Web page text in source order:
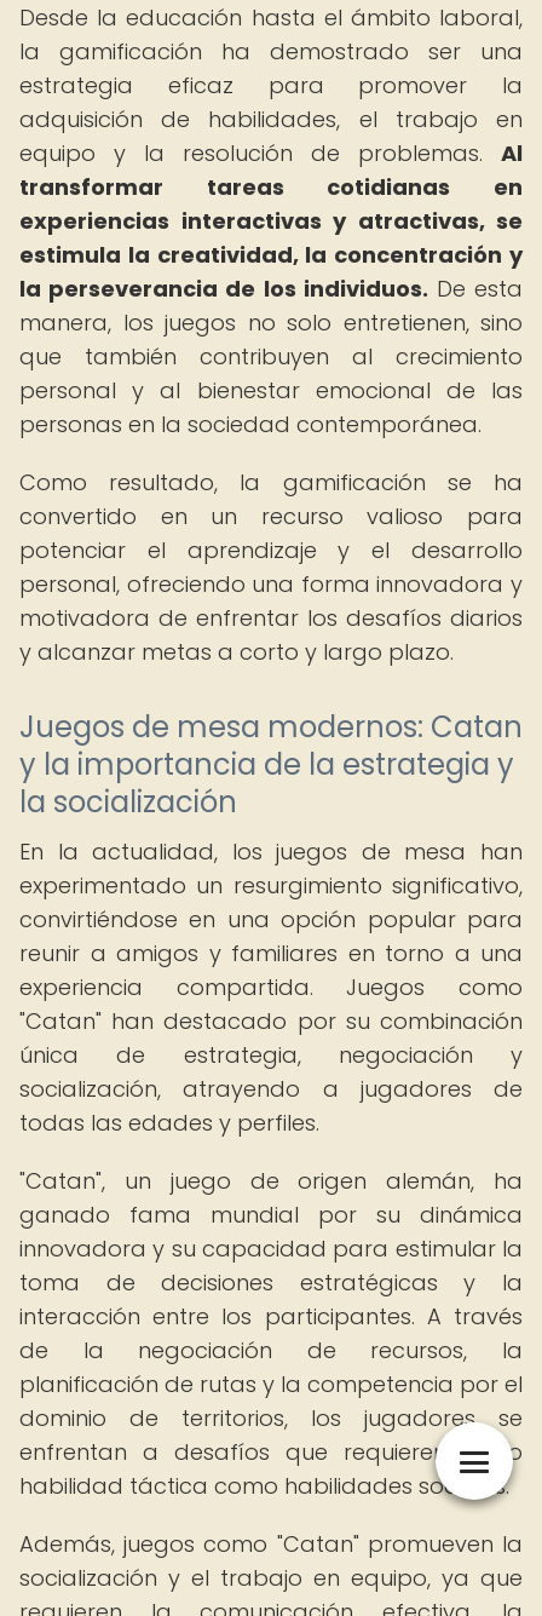
Desde la educación hasta el ámbito laboral,
la gamificación ha demostrado ser una
estrategia eficaz para promover la
adquisición de habilidades, el trabajo en
equipo y la resolución de problemas. Al
transformar tareas cotidianas en
experiencias interactivas y atractivas, se
estimula la creatividad, la concentración y
la perseverancia de los individuos. De esta
manera, los juegos no solo entretienen, sino
que también contribuyen al crecimiento
personal y al bienestar emocional de las
personas en la sociedad contemporánea.
Como resultado, la gamificación se ha
convertido en un recurso valioso para
potenciar el aprendizaje y el desarrollo
personal, ofreciendo una forma innovadora y
motivadora de enfrentar los desafíos diarios
y alcanzar metas a corto y largo plazo.
Juegos de mesa modernos: Catan
y la importancia de la estrategia y
la socialización
En la actualidad, los juegos de mesa han
experimentado un resurgimiento significativo,
convirtiéndose en una opción popular para
reunir a amigos y familiares en torno a una
experiencia compartida. Juegos como
"Catan" han destacado por su combinación
única de estrategia, negociación y
socialización, atrayendo a jugadores de
todas las edades y perfiles.
"Catan", un juego de origen alemán, ha
ganado fama mundial por su dinámica
innovadora y su capacidad para estimular la
toma de decisiones estratégicas y la
interacción entre los participantes. A través
de la negociación de recursos, la
planificación de rutas y la competencia por el
dominio de territorios, los jugadores se
enfrentan a desafíos que requieren tanto
habilidad táctica como habilidades sociales.
Además, juegos como "Catan" promueven la
socialización y el trabajo en equipo, ya que